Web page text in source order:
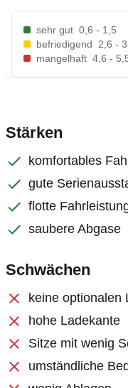
sehr gut 0,6 - 1,5
befriedigend
2,6 -
mangelhaft 4,6 -
Stärken
komfortables
gute
flotte
saubere Abgase
Schwächen
keine optionalen
hohe Ladekante
Sitze mit wenig
umständliche